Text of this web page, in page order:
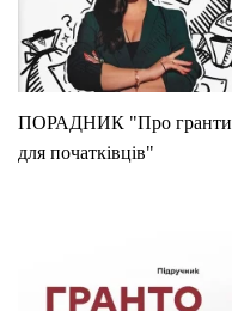
ПОРАДНИК "Про гранти
для початківців"